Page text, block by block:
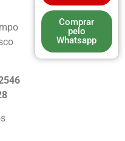
Comprar
pelo
Whatsapp